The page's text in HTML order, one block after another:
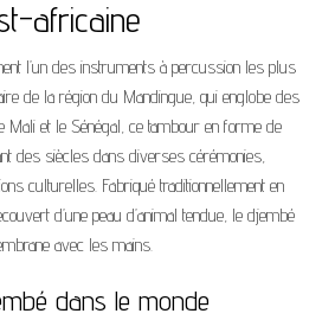
africaine
l’un des instruments à percussion les plus
de la région du Mandingue, qui englobe des
Mali et le Sénégal, ce tambour en forme de
des siècles dans diverses cérémonies,
culturelles. Fabriqué traditionnellement en
d’une peau d’animal tendue, le djembé
avec les mains.
dans le monde